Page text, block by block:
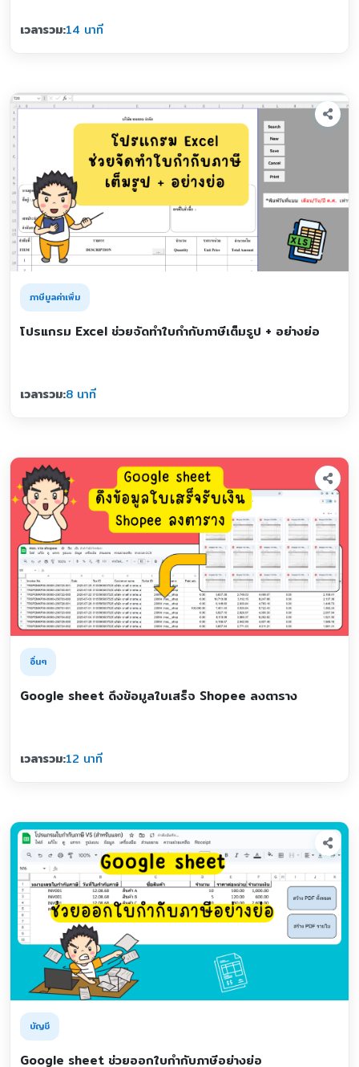
เวลารวม:14 นาที
ภาษีมูลค่าเพิ่ม
โปรแกรม Excel ช่วยจัดทำใบกำกับภาษีเต็มรูป + อย่างย่อ
เวลารวม:8 นาที
อื่นๆ
Google sheet ดึงข้อมูลใบเสร็จ Shopee ลงตาราง
เวลารวม:12 นาที
บัญชี
Google sheet ช่วยออกใบกำกับภาษีอย่างย่อ